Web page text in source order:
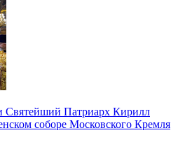
Святейший Патриарх Кирилл
соборе Московского Кремля